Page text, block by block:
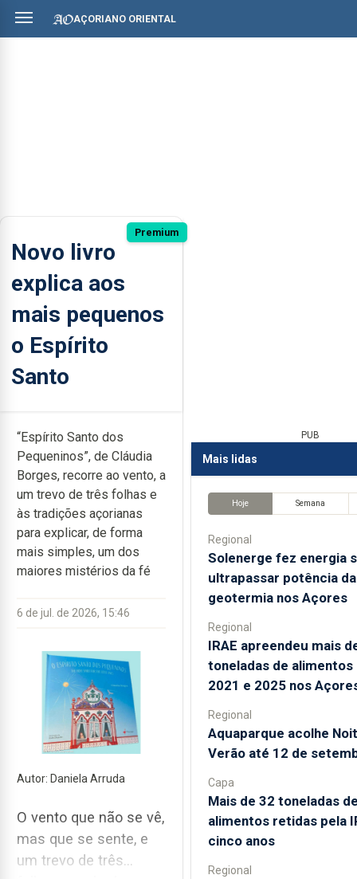
AÇORIANO ORIENTAL
Premium
Novo livro
explica aos
mais pequenos
o Espírito
Santo
“Espírito Santo dos
Pequeninos”, de Cláudia
Borges, recorre ao vento, a
um trevo de três folhas e
às tradições açorianas
para explicar, de forma
mais simples, um dos
maiores mistérios da fé
6 de jul. de 2026, 15:46
Autor: Daniela Arruda
O vento que não se vê,
mas que se sente, e
um trevo de três
PUB
Mais lidas
Hoje Semana
Regional
Solenerge fez energia
ultrapassar potência da
geotermia nos Açores
Regional
IRAE apreendeu mais
toneladas de
2021 e 2025 nos
Regional
Aquaparque acolhe
Verão até 12 de
Capa
Mais de 32 toneladas
alimentos retidas pela
cinco anos
Regional